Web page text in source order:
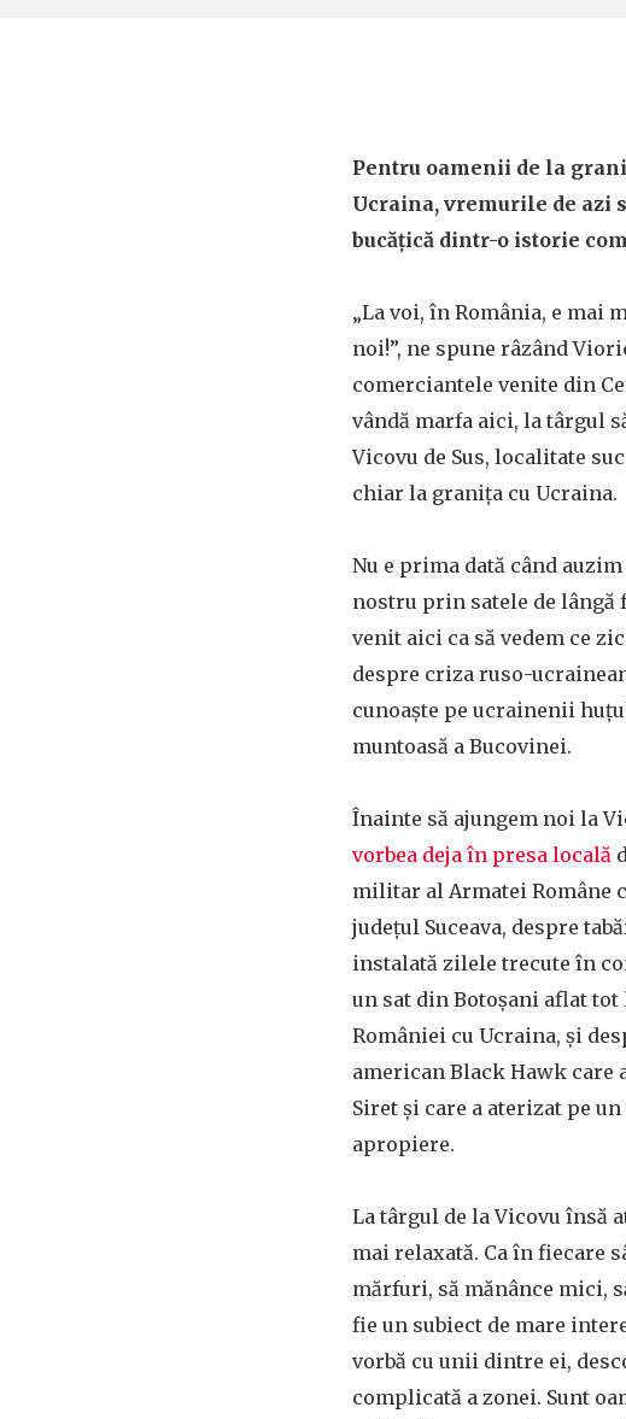
Pentru oamenii de la
Ucraina, vremurile de azi
bucățică dintr-o istorie
„La voi, în România, e mai
noi!”, ne spune râzând
comerciantele venite din
vândă marfa aici, la târgul
Vicovu de Sus, localitate
chiar la granița cu Ucraina.
Nu e prima dată când
nostru prin satele de lângă
venit aici ca să vedem ce
despre criza ruso-
cunoaște pe ucrainenii
muntoasă a Bucovinei.
Înainte să ajungem noi la
vorbea deja în presa locală
militar al Armatei Române
județul Suceava, despre
instalată zilele trecute în
un sat din Botoșani aflat
României cu Ucraina, și
american Black Hawk care
Siret și care a aterizat pe
apropiere.
La târgul de la Vicovu însă
mai relaxată. Ca în fiecare
mărfuri, să mănânce mici,
fie un subiect de mare
vorbă cu unii dintre ei,
complicată a zonei. Sunt